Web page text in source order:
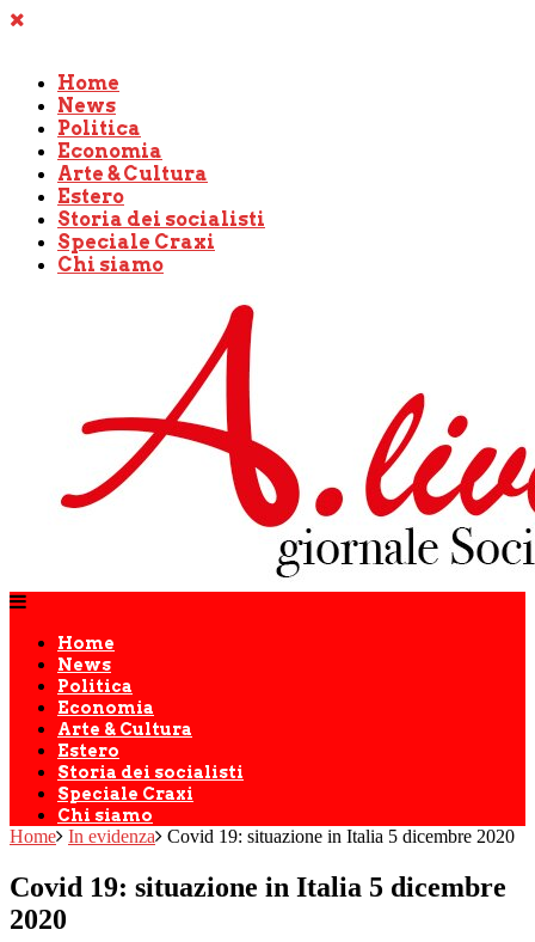
Home
News
Politica
Economia
Arte & Cultura
Estero
Storia dei socialisti
Speciale Craxi
Chi siamo
Home
News
Politica
Economia
Arte & Cultura
Estero
Storia dei socialisti
Speciale Craxi
Chi siamo
Home In evidenza Covid 19: situazione in Italia 5 dicembre 2020
Covid 19: situazione in Italia 5 dicembre
2020